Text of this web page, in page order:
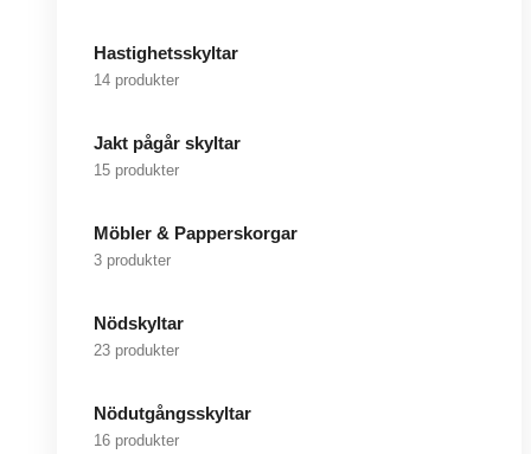
Hastighetsskyltar
14 produkter
Jakt pågår skyltar
15 produkter
Möbler & Papperskorgar
3 produkter
Nödskyltar
23 produkter
Nödutgångsskyltar
16 produkter